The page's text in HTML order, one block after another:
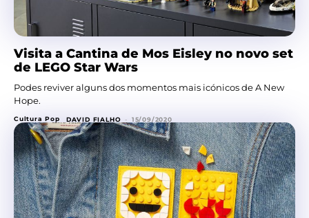
Visita a Cantina de Mos Eisley no novo set
de LEGO Star Wars
Podes reviver alguns dos momentos mais icónicos de A New
Hope.
Cultura Pop DAVID FIALHO - 15/09/2020